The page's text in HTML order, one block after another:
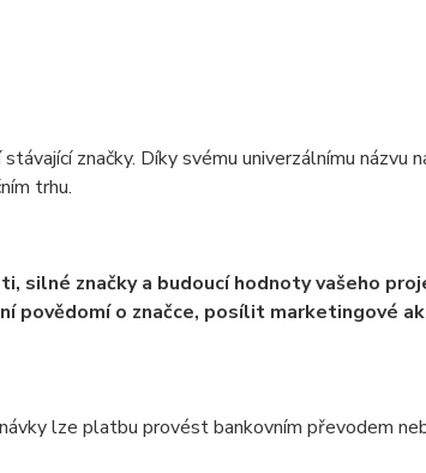
značky. Díky svému univerzálnímu názvu
trhu.
silné značky a budoucí hodnoty vašeho
povědomí o značce, posílit marketingové
lze platbu provést bankovním převodem